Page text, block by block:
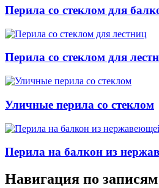
Перила со стеклом для
Перила со стеклом для
Уличные перила со стеклом
Перила на балкон из
Навигация по записям